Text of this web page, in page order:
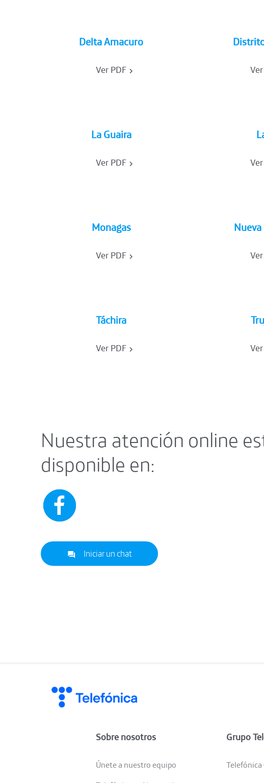
Delta Amacuro
Ver PDF
La Guaira
Ver PDF
Monagas
Ver PDF
Táchira
Ver PDF
Nuestra atención online
disponible en:
Iniciar un chat
Sobre nosotros
Únete a nuestro equipo
Grupo
Telefónica